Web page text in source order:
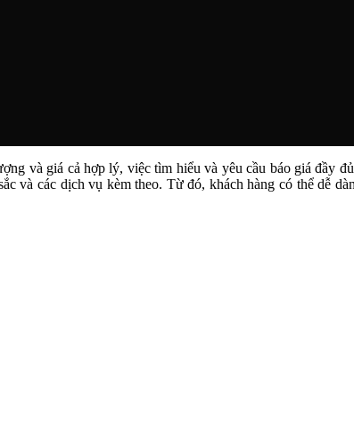
và giá cả hợp lý, việc tìm hiểu và yêu cầu báo giá đầy
và các dịch vụ kèm theo. Từ đó, khách hàng có thể dễ